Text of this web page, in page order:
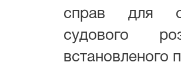
справ для
судового
встановленого